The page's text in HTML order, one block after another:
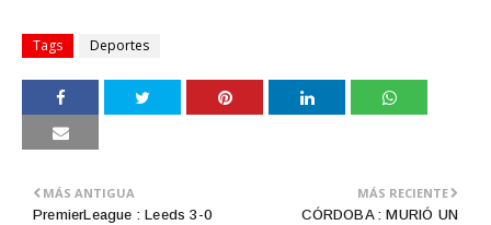
Tags Deportes
MÁS RECIENTE
CÓRDOBA : MURIÓ UN
MÁS ANTIGUA
PremierLeague : Leeds 3-0